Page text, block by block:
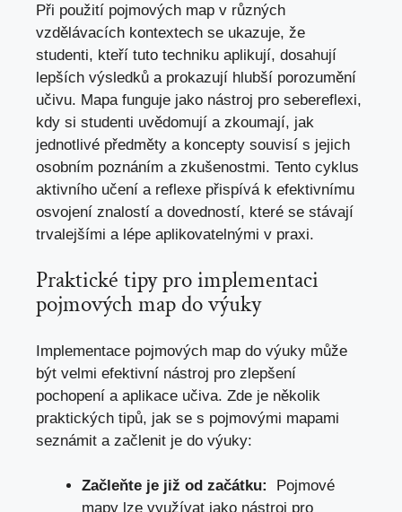
Při použití pojmových map v různých
vzdělávacích kontextech se ukazuje, že
‍studenti, ⁤kteří tuto techniku aplikují, dosahují
lepších výsledků ⁣a prokazují ‌hlubší porozumění
učivu. ⁤Mapa funguje⁣ jako nástroj ⁣pro ‍sebereflexi,‍
kdy si‌ studenti uvědomují a zkoumají, jak​
jednotlivé ⁤předměty a koncepty souvisí s jejich
osobním poznáním a zkušenostmi. Tento cyklus
aktivního‍ učení a reflexe přispívá k efektivnímu‌
osvojení znalostí a⁢ dovedností, které se stávají
trvalejšími a lépe aplikovatelnými v praxi.
Praktické ⁤tipy pro implementaci
pojmových map⁢ do výuky
Implementace ​pojmových map do⁣ výuky může
být velmi efektivní nástroj⁤ pro zlepšení
pochopení a ‍aplikace učiva. Zde je několik
praktických tipů, jak se s pojmovými‌ mapami
seznámit a začlenit je ⁤do výuky:
Začleňte⁣ je ⁤již od začátku:
‌ Pojmové
mapy‍ lze ⁤využívat jako nástroj pro